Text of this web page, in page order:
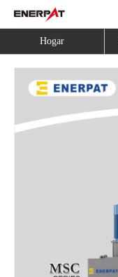
Hogar